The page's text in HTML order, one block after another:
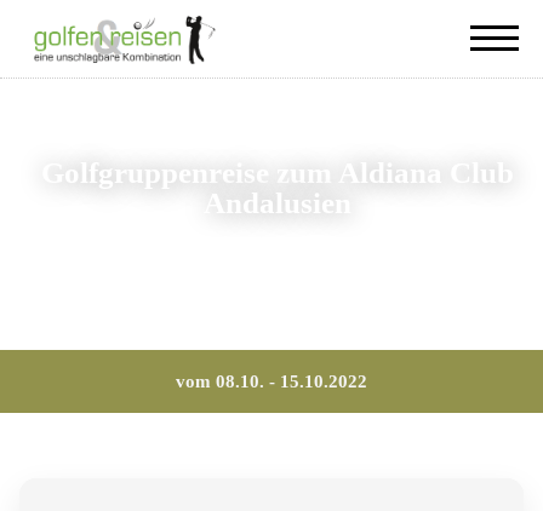
Golfgruppenreise zum Aldiana Club
Andalusien
vom 08.10. - 15.10.2022